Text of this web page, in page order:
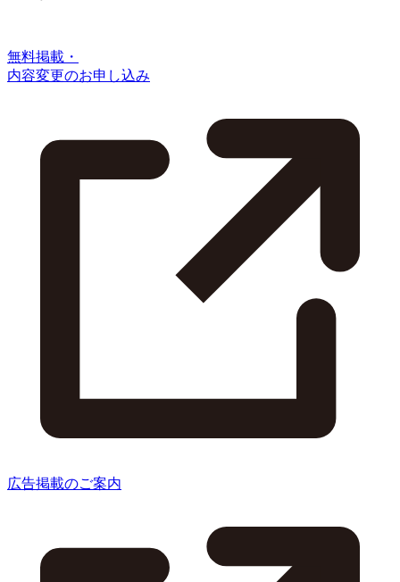
無料掲載・
内容変更のお申し込み
広告掲載のご案内